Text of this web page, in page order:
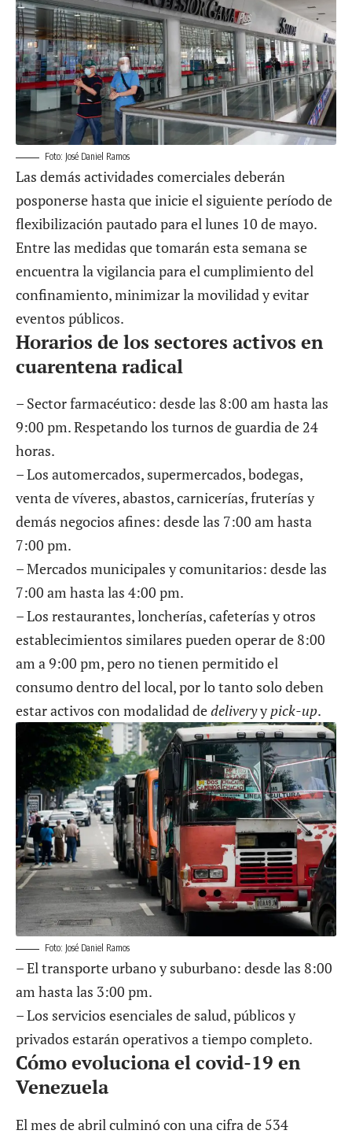
Foto: José Daniel Ramos
Las demás actividades comerciales deberán
posponerse hasta que inicie el siguiente período de
flexibilización pautado para el lunes 10 de mayo.
Entre las medidas que tomarán esta semana se
encuentra la vigilancia para el cumplimiento del
confinamiento, minimizar la movilidad y evitar
eventos públicos.
Horarios de los sectores activos en
cuarentena radical
– Sector farmacéutico: desde las 8:00 am hasta las
9:00 pm. Respetando los turnos de guardia de 24
horas.
– Los automercados, supermercados, bodegas,
venta de víveres, abastos, carnicerías, fruterías y
demás negocios afines: desde las 7:00 am hasta
7:00 pm.
– Mercados municipales y comunitarios: desde las
7:00 am hasta las 4:00 pm.
– Los restaurantes, loncherías, cafeterías y otros
establecimientos similares pueden operar de 8:00
am a 9:00 pm, pero no tienen permitido el
consumo dentro del local, por lo tanto solo deben
estar activos con modalidad dedeliveryypick-up.
Foto: José Daniel Ramos
– El transporte urbano y suburbano: desde las 8:00
am hasta las 3:00 pm.
– Los servicios esenciales de salud, públicos y
privados estarán operativos a tiempo completo.
Cómo evoluciona el covid-19 en
Venezuela
El mes de abril culminó con una cifra de 534